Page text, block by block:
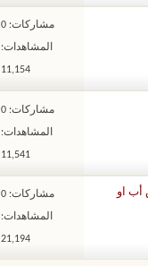
مشاركات: 0
المشاهدات:
11,154
مشاركات: 0
المشاهدات:
11,541
أب او مشاركات: 0
المشاهدات:
21,194